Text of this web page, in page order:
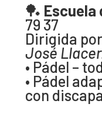
🏓 Escuela
79 37
Dirigida por
José
• Pádel –
• Pádel
con